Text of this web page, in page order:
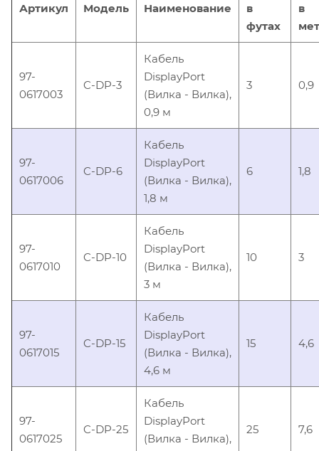
Артикул Модель Наименование
в
футах
в
97-
0617003
C-DP-3
Кабель
DisplayPort
(Вилка - Вилка),
0,9 м
3 0,9
97-
0617006
C-DP-6
Кабель
DisplayPort
(Вилка - Вилка),
1,8 м
6 1,8
97-
0617010
C-DP-10
Кабель
DisplayPort
(Вилка - Вилка),
3 м
10 3
97-
0617015
C-DP-15
Кабель
DisplayPort
(Вилка - Вилка),
4,6 м
15 4,6
97-
0617025
C-DP-25
Кабель
DisplayPort
(Вилка - Вилка),
25 7,6